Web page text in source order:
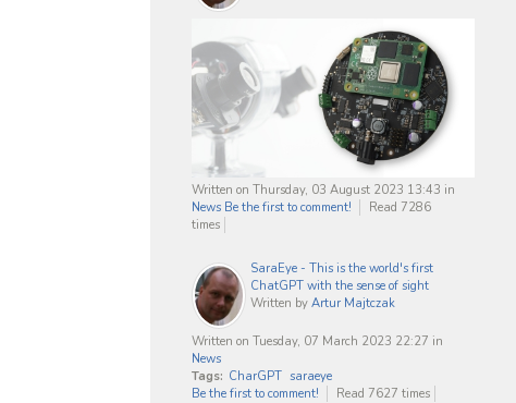
Written on Thursday, 03 August 2023 13:43 in
News Be the first to comment!
Read 7286
times
SaraEye - This is the world's first
ChatGPT with the sense of sight
Written by Artur Majtczak
Written on Tuesday, 07 March 2023 22:27 in
News
Tags: CharGPT saraeye
Be the first to comment!
Read 7627 times